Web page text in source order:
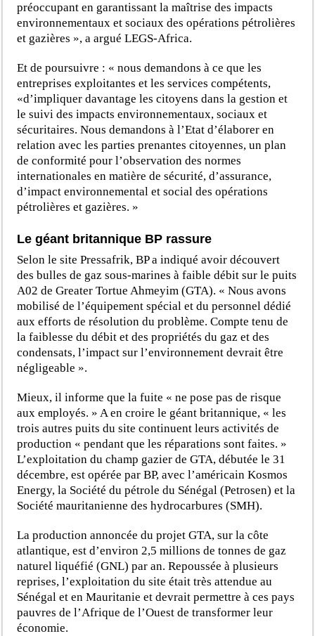
préoccupant en garantissant la maîtrise des impacts
environnementaux et sociaux des opérations pétrolières
et gazières », a argué LEGS-Africa.
Et de poursuivre : « nous demandons à ce que les
entreprises exploitantes et les services compétents,
«d’impliquer davantage les citoyens dans la gestion et
le suivi des impacts environnementaux, sociaux et
sécuritaires. Nous demandons à l’Etat d’élaborer en
relation avec les parties prenantes citoyennes, un plan
de conformité pour l’observation des normes
internationales en matière de sécurité, d’assurance,
d’impact environnemental et social des opérations
pétrolières et gazières. »
Le géant britannique BP rassure
Selon le site Pressafrik, BP a indiqué avoir découvert
des bulles de gaz sous-marines à faible débit sur le puits
A02 de Greater Tortue Ahmeyim (GTA). « Nous avons
mobilisé de l’équipement spécial et du personnel dédié
aux efforts de résolution du problème. Compte tenu de
la faiblesse du débit et des propriétés du gaz et des
condensats, l’impact sur l’environnement devrait être
négligeable ».
Mieux, il informe que la fuite « ne pose pas de risque
aux employés. » A en croire le géant britannique, « les
trois autres puits du site continuent leurs activités de
production « pendant que les réparations sont faites. »
L’exploitation du champ gazier de GTA, débutée le 31
décembre, est opérée par BP, avec l’américain Kosmos
Energy, la Société du pétrole du Sénégal (Petrosen) et la
Société mauritanienne des hydrocarbures (SMH).
La production annoncée du projet GTA, sur la côte
atlantique, est d’environ 2,5 millions de tonnes de gaz
naturel liquéfié (GNL) par an. Repoussée à plusieurs
reprises, l’exploitation du site était très attendue au
Sénégal et en Mauritanie et devrait permettre à ces pays
pauvres de l’Afrique de l’Ouest de transformer leur
économie.